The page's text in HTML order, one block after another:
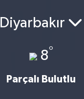
Diyarbakır
8°
Parçalı Bulutlu